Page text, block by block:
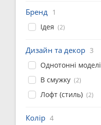
Бренд 1
Ідея (2)
Дизайн та декор 3
Однотонні моделі
В смужку (2)
Лофт (стиль) (2)
Колір 4